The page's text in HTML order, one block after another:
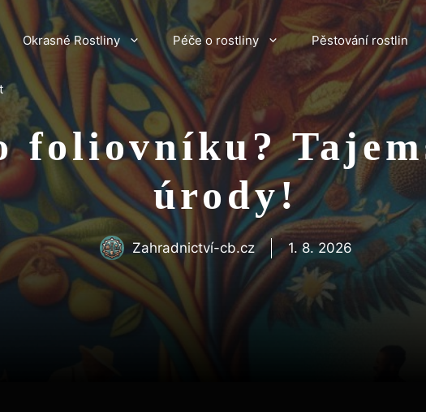
Okrasné Rostliny Péče o rostliny Pěstování rostlin
foliovníku?
úrody!
Zahradnictví-cb.cz 1. 8. 2026